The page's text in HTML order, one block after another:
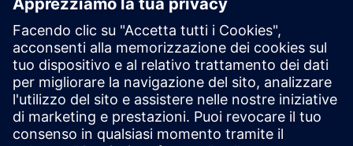
Portale per i partner
Piattaforma informativa e di dialogo per i partner
approvati e risolutivi di Siemens.
Saperne di più